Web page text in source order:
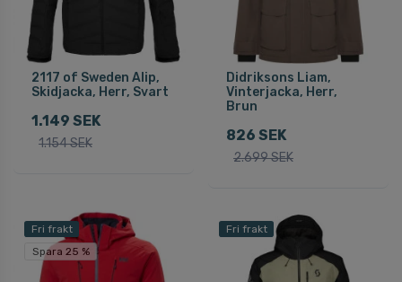
2117 of Sweden Alip,
Skidjacka, Herr, Svart
1.149 SEK
1.154 SEK
Didriksons Liam,
Vinterjacka, Herr,
Brun
826 SEK
2.699 SEK
Fri frakt
Spara 25 %
Fri frakt